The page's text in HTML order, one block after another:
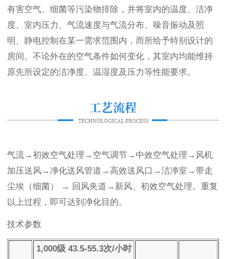
有害空气、细菌等污染物排除，并将室内的温度、洁净
度、室内压力、气流速度与气流分布、噪音振动及照
明、静电控制在某一需求范围内，而所给予特别设计的
房间。不论外在的空气条件如何变化，其室内均能维持
原先所设定的洁净度、温湿度及压力等性能要求。
气流→初效空气处理→空气调节→中效空气处理→风机
加压送风→净化送风管道→高效送风口→洁净室→带走
尘埃（细菌） → 回风夹道→新风、初效空气处理。重复
以上过程，即可达到净化目的。
技术参数
1,000级 43.5-55.3次/小时